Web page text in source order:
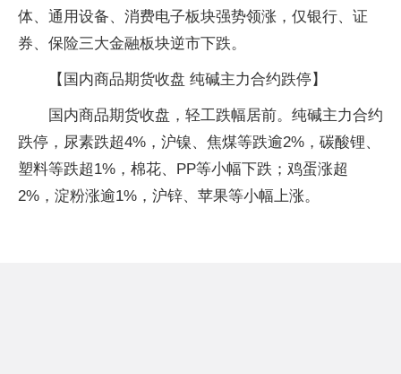
体、通用设备、消费电子板块强势领涨，仅银行、证
券、保险三大金融板块逆市下跌。
【国内商品期货收盘 纯碱主力合约跌停】
国内商品期货收盘，轻工跌幅居前。纯碱主力合约
跌停，尿素跌超4%，沪镍、焦煤等跌逾2%，碳酸锂、
塑料等跌超1%，棉花、PP等小幅下跌；鸡蛋涨超
2%，淀粉涨逾1%，沪锌、苹果等小幅上涨。